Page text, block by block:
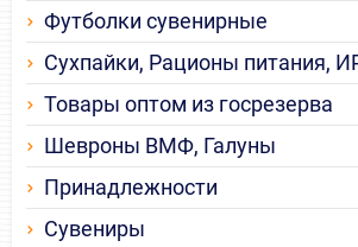
Футболки сувенирные
Сухпайки, Рационы питания,
Товары оптом из госрезерва
Шевроны ВМФ, Галуны
Принадлежности
Сувениры